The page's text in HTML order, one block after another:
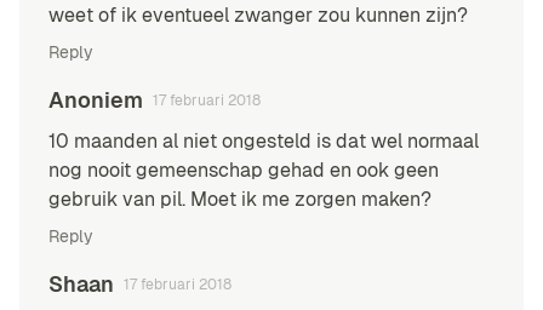
weet of ik eventueel zwanger zou kunnen zijn?
Reply
Anoniem 17 februari 2018
10 maanden al niet ongesteld is dat wel normaal
nog nooit gemeenschap gehad en ook geen
gebruik van pil. Moet ik me zorgen maken?
Reply
Shaan 17 februari 2018